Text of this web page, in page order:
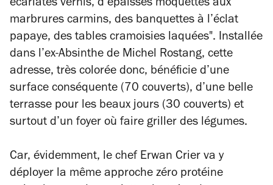
écarlates vernis, d’épaisses moquettes aux
marbrures carmins, des banquettes à l’éclat
papaye, des tables cramoisies laquées". Installée
dans l’ex-Absinthe de Michel Rostang, cette
adresse, très colorée donc, bénéficie d’une
surface conséquente (70 couverts), d’une belle
terrasse pour les beaux jours (30 couverts) et
surtout d’un foyer où faire griller des légumes.
Car, évidemment, le chef Erwan Crier va y
déployer la même approche zéro protéine